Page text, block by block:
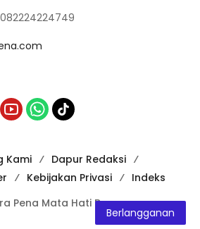
Kami
Dapur Redaksi
Kebijakan Privasi
Indeks
Pena Mata Hati Bangsa
Berlangganan